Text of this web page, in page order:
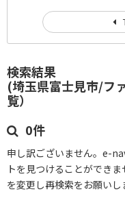
検索結果
(埼玉県富士見市/フ
覧）
0件
申し訳ございません。e-
トを見つけることができ
を変更し再検索をお願いし